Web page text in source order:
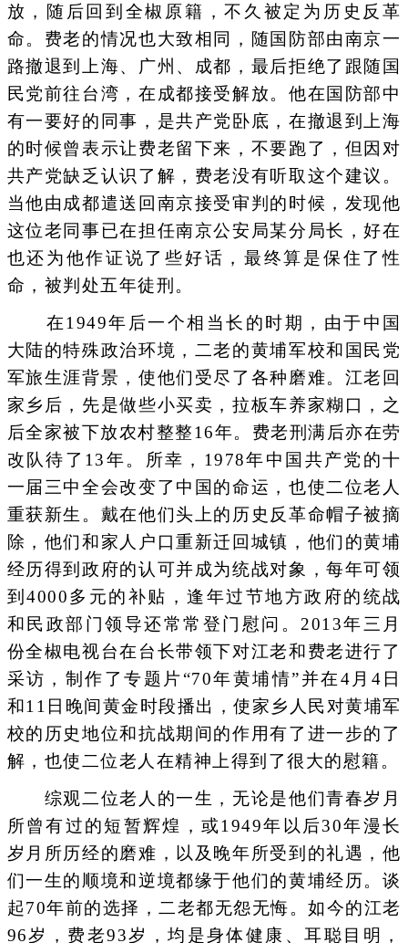
放，随后回到全椒原籍，不久被定为历史反革
命。费老的情况也大致相同，随国防部由南京一
路撤退到上海、广州、成都，最后拒绝了跟随国
民党前往台湾，在成都接受解放。他在国防部中
有一要好的同事，是共产党卧底，在撤退到上海
的时候曾表示让费老留下来，不要跑了，但因对
共产党缺乏认识了解，费老没有听取这个建议。
当他由成都遣送回南京接受审判的时候，发现他
这位老同事已在担任南京公安局某分局长，好在
也还为他作证说了些好话，最终算是保住了性
命，被判处五年徒刑。
在1949年后一个相当长的时期，由于中国
大陆的特殊政治环境，二老的黄埔军校和国民党
军旅生涯背景，使他们受尽了各种磨难。江老回
家乡后，先是做些小买卖，拉板车养家糊口，之
后全家被下放农村整整16年。费老刑满后亦在劳
改队待了13年。所幸，1978年中国共产党的十
一届三中全会改变了中国的命运，也使二位老人
重获新生。戴在他们头上的历史反革命帽子被摘
除，他们和家人户口重新迁回城镇，他们的黄埔
经历得到政府的认可并成为统战对象，每年可领
到4000多元的补贴，逢年过节地方政府的统战
和民政部门领导还常常登门慰问。2013年三月
份全椒电视台在台长带领下对江老和费老进行了
采访，制作了专题片“70年黄埔情”并在4月4日
和11日晚间黄金时段播出，使家乡人民对黄埔军
校的历史地位和抗战期间的作用有了进一步的了
解，也使二位老人在精神上得到了很大的慰籍。
综观二位老人的一生，无论是他们青春岁月
所曾有过的短暂辉煌，或1949年以后30年漫长
岁月所历经的磨难，以及晚年所受到的礼遇，他
们一生的顺境和逆境都缘于他们的黄埔经历。谈
起70年前的选择，二老都无怨无悔。如今的江老
96岁，费老93岁，均是身体健康、耳聪目明，